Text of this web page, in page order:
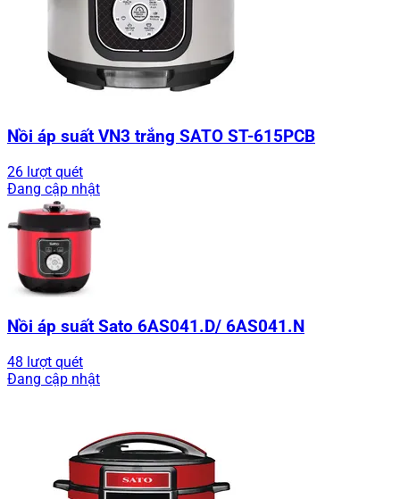
Nồi áp suất VN3 trắng SATO ST-615PCB
26 lượt quét
Đang cập nhật
Nồi áp suất Sato 6AS041.D/ 6AS041.N
48 lượt quét
Đang cập nhật